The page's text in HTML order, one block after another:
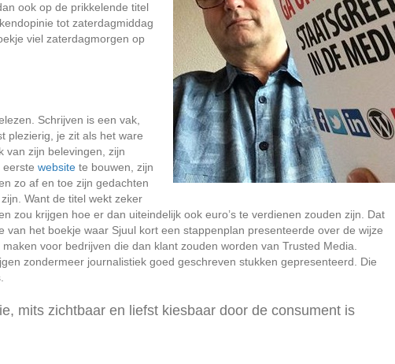
ook op de prikkelende titel
tot zaterdagmiddag
viel zaterdagmorgen op
Schrijven is een vak,
plezierig, je zit als het ware
van zijn belevingen, zijn
eerste website te bouwen, zijn
zo af en toe zijn gedachten
Want de titel wekt zeker
zou krijgen hoe er dan uiteindelijk ook euro’s te verdienen zouden zijn. Dat
van het boekje waar Sjuul kort een stappenplan presenteerde over de wijze
voor bedrijven die dan klant zouden worden van Trusted Media.
zondermeer journalistiek goed geschreven stukken gepresenteerd. Die
mits zichtbaar en liefst kiesbaar door de consument is